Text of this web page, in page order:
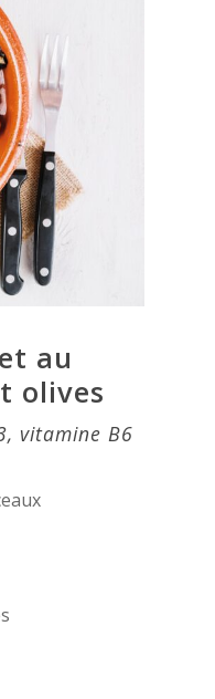
au
olives
vitamine B6